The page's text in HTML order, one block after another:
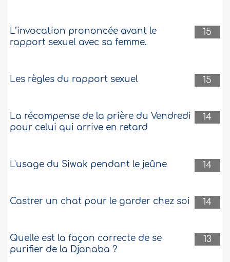
15
L’invocation prononcée avant le
rapport sexuel avec sa femme.
15
Les règles du rapport sexuel
14
La récompense de la prière du Vendredi
pour celui qui arrive en retard
14
L'usage du Siwak pendant le jeûne
14
Castrer un chat pour le garder chez soi
13
Quelle est la façon correcte de se
purifier de la Djanaba ?